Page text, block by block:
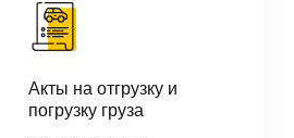
Акты на отгрузку и
погрузку груза